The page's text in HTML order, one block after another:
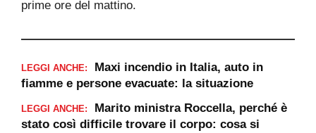
prime ore del mattino.
LEGGI ANCHE:
Maxi incendio in Italia, auto in
fiamme e persone evacuate: la situazione
LEGGI ANCHE:
Marito ministra Roccella, perché è
stato così difficile trovare il corpo: cosa si